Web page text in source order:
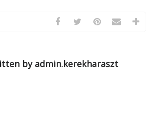
by admin.kerekharaszt